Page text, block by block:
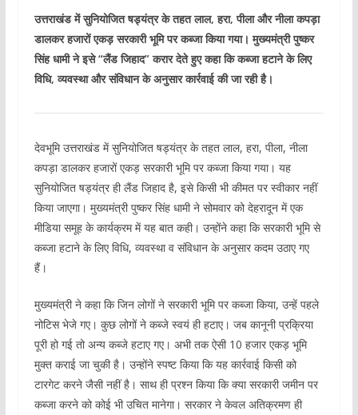
उत्तराखंड में सुनियोजित षड्यंत्र के तहत लाल, हरा, पीला और नीला कपड़ा
डालकर हजारों एकड़ सरकारी भूमि पर कब्जा किया गया। मुख्यमंत्री पुष्कर
सिंह धामी ने इसे “लैंड जिहाद” करार देते हुए कहा कि कब्जा हटाने के लिए
विधि, व्यवस्था और संविधान के अनुसार कार्रवाई की जा रही है।
देवभूमि उत्तराखंड में सुनियोजित षड्यंत्र के तहत लाल, हरा, पीला, नीला
कपड़ा डालकर हजारों एकड़ सरकारी भूमि पर कब्जा किया गया। यह
सुनियोजित षड्यंत्र ही लैंड जिहाद है, इसे किसी भी कीमत पर स्वीकार नहीं
किया जाएगा। मुख्यमंत्री पुष्कर सिंह धामी ने सोमवार को देहरादून में एक
मीडिया समूह के कार्यक्रम में यह बात कही। उन्होंने कहा कि सरकारी भूमि से
कब्जा हटाने के लिए विधि, व्यवस्था व संविधान के अनुसार कदम उठाए गए
हैं।
मुख्यमंत्री ने कहा कि जिन लोगों ने सरकारी भूमि पर कब्जा किया, उन्हें पहले
नोटिस भेजे गए। कुछ लोगों ने कब्जे स्वयं ही हटाए। जब कानूनी प्रक्रिया
पूरी हो गई तो अन्य कब्जे हटाए गए। अभी तक ऐसी 10 हजार एकड़ भूमि
मुक्त कराई जा चुकी है। उन्होंने स्पष्ट किया कि यह कार्रवाई किसी को
टारगेट करने जैसी नहीं है। साथ ही प्रश्न किया कि क्या सरकारी जमीन पर
कब्जा करने को कोई भी उचित मानेगा। सरकार ने केवल अतिक्रमण ही